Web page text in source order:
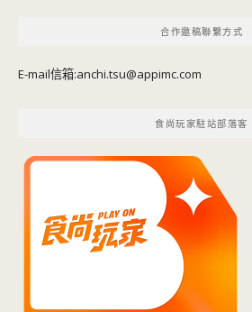
合作邀稿聯繫方式
E-mail信箱:anchi.tsu@appimc.com
食尚玩家駐站部落客